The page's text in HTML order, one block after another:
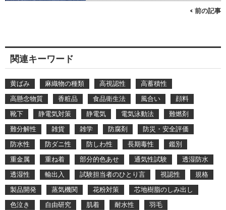
< 前の記事
関連キーワード
黄ばみ 麻織物の種類 高視認性
高蓄積性
高懸念物質
香粧品 食品衛生法 風合い
顔料
靴下
静電気対策 静電気 電気泳動法
難燃剤
難分解性
雑貨 雑学 防腐剤
防災・安全評価
防水性
防ダニ性 防しわ性 長期毒性
鑑別
重金属
重ね着 部分的色あせ 通気性試験
透湿防水
透湿性
輸出入 試験担当者のひとり言 視認性
規格
製品開発
蒸気機関 花粉対策
芯地樹脂のしみ出し
色泣き
自由研究 肌着 耐水性
羽毛